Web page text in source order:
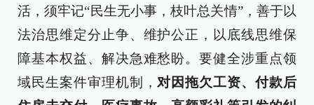
活，须牢记“民生无小事，枝叶总关情”，善于以
法治思维定分止争、维护公正，以底线思维保
障基本权益、解决急难愁盼。要健全涉重点领
域民生案件审理机制， 对因拖欠工资、付款后